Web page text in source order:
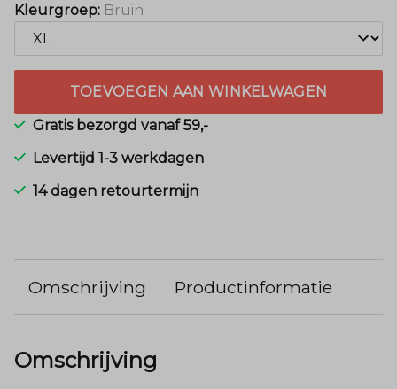
Kleurgroep: Bruin
TOEVOEGEN AAN WINKELWAGEN
Gratis bezorgd vanaf 59,-
Levertijd 1-3 werkdagen
14 dagen retourtermijn
Omschrijving Productinformatie
Omschrijving